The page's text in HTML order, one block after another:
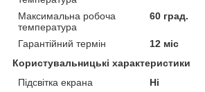
Максимальна робоча
температура
60 град.
Гарантійний термін
12 міс
Користувальницькі характеристики
Підсвітка екрана
Ні